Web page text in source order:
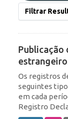
Filtrar
Publicação
Os registros
seguintes
em cada
Registro